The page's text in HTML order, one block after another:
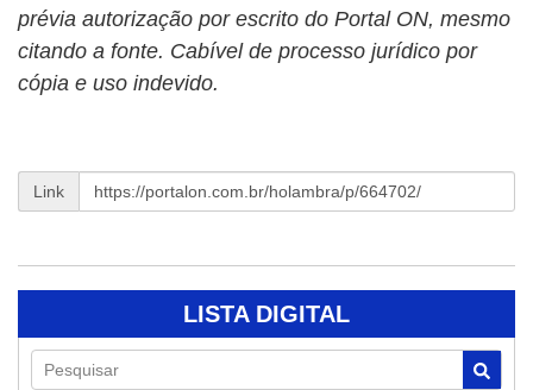
prévia autorização por escrito do Portal ON, mesmo
citando a fonte. Cabível de processo jurídico por
cópia e uso indevido.
Link
LISTA DIGITAL
Pesquisar